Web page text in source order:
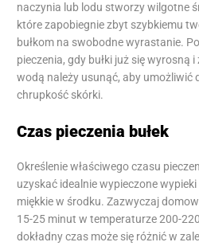
naczynia lub lodu stworzy wilgotne
które zapobiegnie zbyt szybkiemu
bułkom na swobodne wyrastanie.
pieczenia, gdy bułki już się wyrosną
wodą należy usunąć, aby umożliwić
chrupkość skórki.
Czas pieczenia bułek
Określenie właściwego czasu
uzyskać idealnie wypieczone
miękkie w środku. Zazwyczaj
15-25 minut w temperaturze 200-
dokładny czas może się różnić w